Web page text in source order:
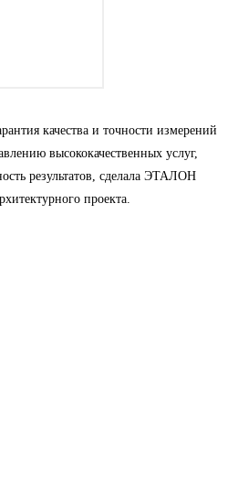
качества и точности измерений
высококачественных услуг,
результатов, сделала ЭТАЛОН
проекта.